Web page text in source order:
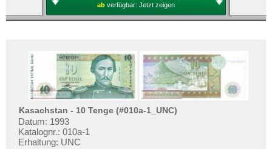
ab verfügbar: Jetzt zeigen
Kasachstan - 10 Tenge (#010a-1_UNC)
Datum: 1993
Katalognr.: 010a-1
Erhaltung: UNC